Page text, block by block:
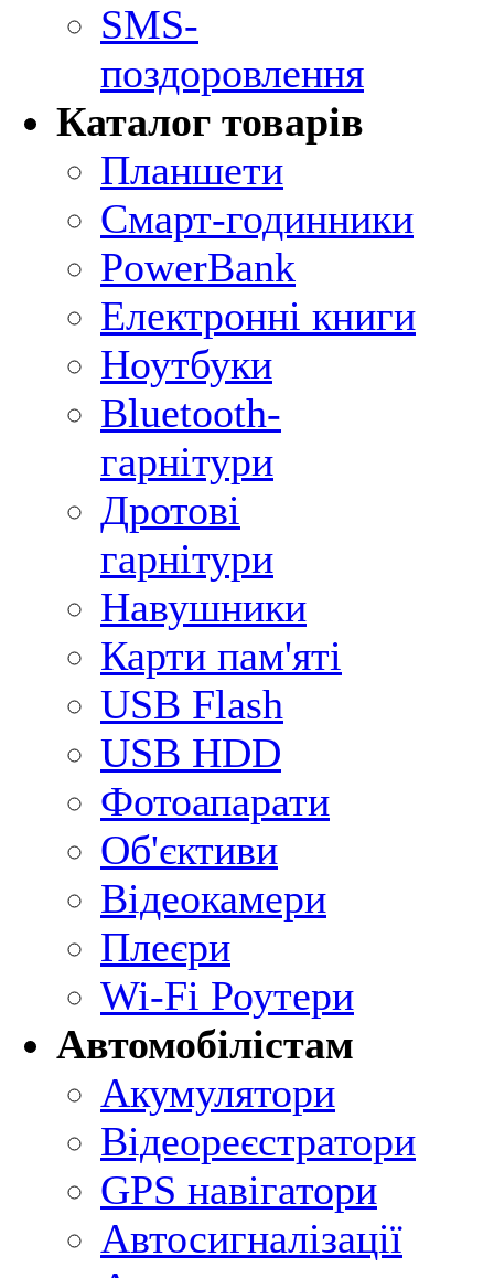
SMS-
поздоровлення
Каталог товарів
Планшети
Смарт-годинники
PowerBank
Електронні книги
Ноутбуки
Bluetooth-
гарнітури
Дротові
гарнітури
Навушники
Карти пам'яті
USB Flash
USB HDD
Фотоапарати
Об'єктиви
Відеокамери
Плеєри
Wi-Fi Роутери
Автомобілістам
Акумулятори
Відеореєстратори
GPS навігатори
Автосигналізації